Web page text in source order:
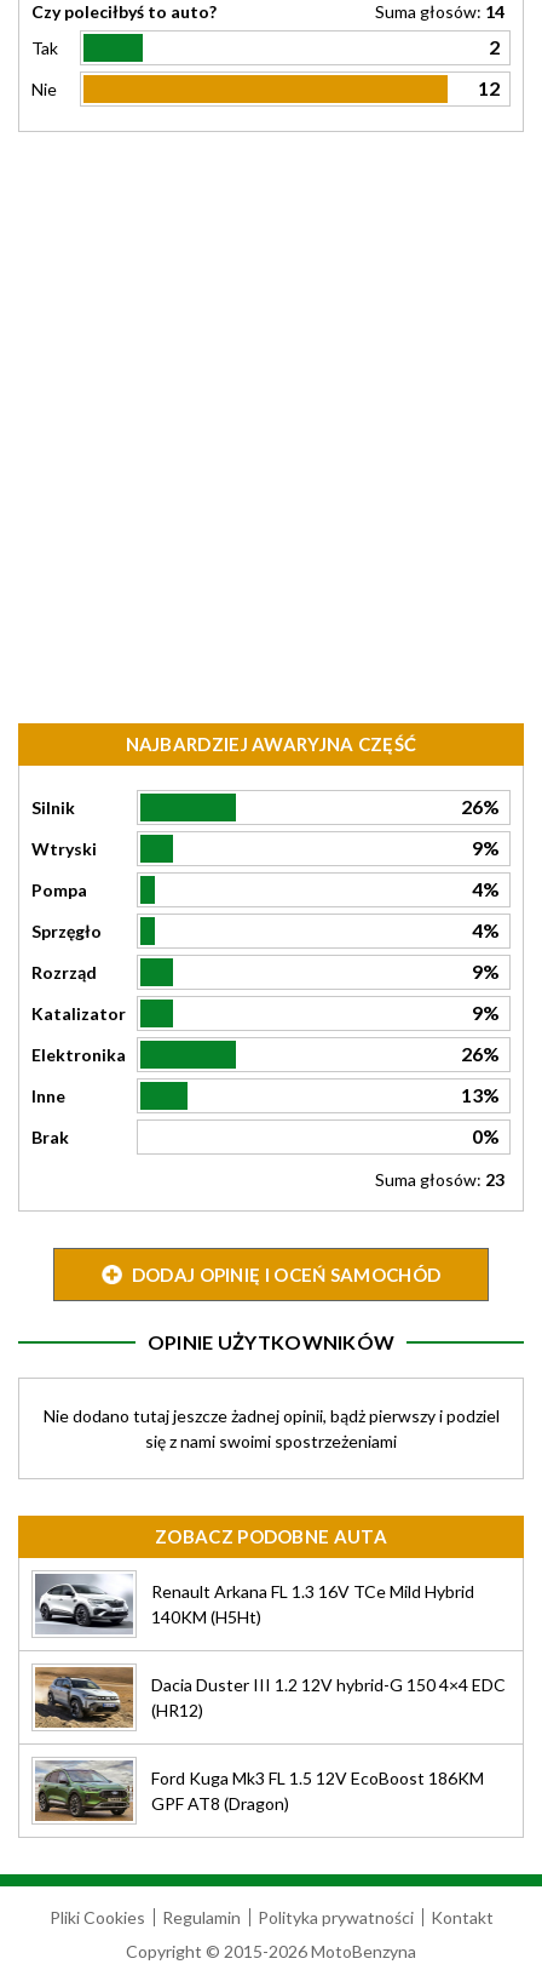
Czy poleciłbyś to auto? Suma głosów: 14
Tak
2
Nie 12
NAJBARDZIEJ AWARYJNA CZĘŚĆ
Silnik 26%
Wtryski 9%
Pompa 4%
Sprzęgło 4%
Rozrząd 9%
Katalizator 9%
Elektronika 26%
Inne 13%
Brak 0%
Suma głosów: 23
DODAJ OPINIĘ I OCEŃ SAMOCHÓD
OPINIE UŻYTKOWNIKÓW
Nie dodano tutaj jeszcze żadnej opinii, bądż pierwszy i podziel
się z nami swoimi spostrzeżeniami
ZOBACZ PODOBNE AUTA
Renault Arkana FL 1.3 16V TCe Mild Hybrid
140KM (H5Ht)
Dacia Duster III 1.2 12V hybrid-G 150 4×4 EDC
(HR12)
Ford Kuga Mk3 FL 1.5 12V EcoBoost 186KM
GPF AT8 (Dragon)
Pliki Cookies Regulamin Polityka prywatności
Kontakt
Copyright © 2015-2026 MotoBenzyna